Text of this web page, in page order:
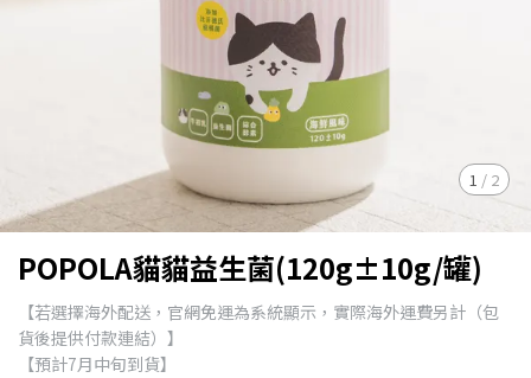
1 / 2
POPOLA貓貓益生菌(120g±10g/罐)
【若選擇海外配送，官網免運為系統顯示，實際海外運費另計（包
貨後提供付款連結）】
【預計7月中旬到貨】